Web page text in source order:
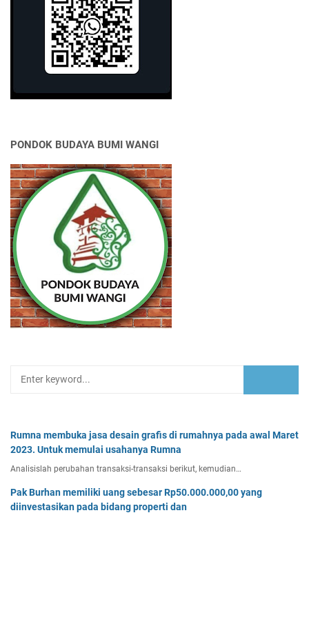
PONDOK BUDAYA BUMI WANGI
Rumna membuka jasa desain grafis di rumahnya pada awal Maret
2023. Untuk memulai usahanya Rumna
Analisislah perubahan transaksi-transaksi berikut, kemudian…
Pak Burhan memiliki uang sebesar Rp50.000.000,00 yang
diinvestasikan pada bidang properti dan